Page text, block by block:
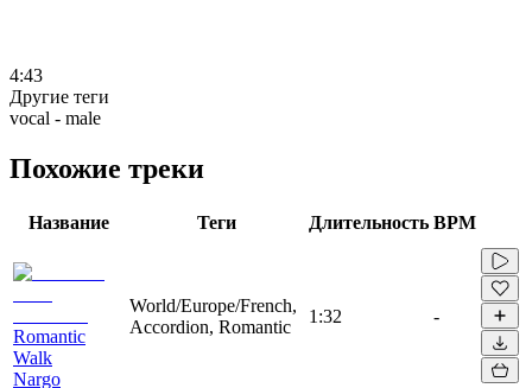
4:43
Другие теги
vocal - male
Похожие треки
Название Теги Длительность BPM
Romantic
Walk
Nargo
World/Europe/French,
Accordion, Romantic
1:32 -